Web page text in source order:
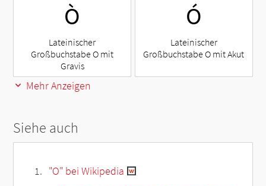
Ò
Lateinischer
Großbuchstabe O mit
Gravis
Ó
Lateinischer
Großbuchstabe O mit Akut
Mehr Anzeigen
Siehe auch
"O" bei Wikipedia